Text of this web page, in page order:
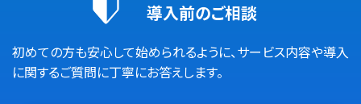
導入前のご相談
初めての方も安心して始められるように、サービス内容や導入
に関するご質問に丁寧にお答えします。